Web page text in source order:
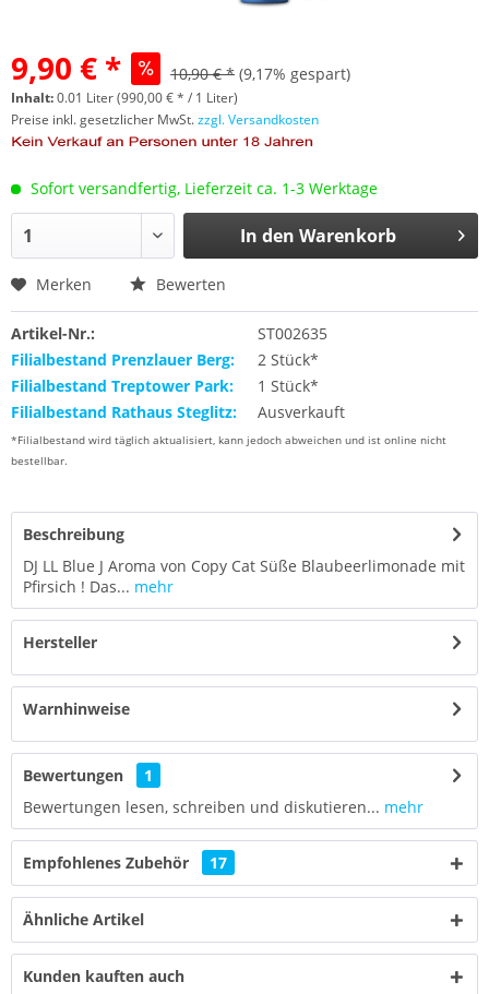
9,90 € * 10,90 € * (9,17% gespart)
Inhalt:0.01 Liter (990,00 € * / 1 Liter)
Preise inkl. gesetzlicher MwSt.zzgl. Versandkosten
Sofort versandfertig, Lieferzeit ca. 1-3 Werktage
In den Warenkorb
Merken Bewerten
Artikel-Nr.:
ST002635
Filialbestand Prenzlauer Berg:
2 Stück*
Filialbestand Treptower Park:
1 Stück*
Filialbestand Rathaus Steglitz:
Ausverkauft
*Filialbestand wird täglich aktualisiert, kann jedoch abweichen und ist online nicht
bestellbar.
Beschreibung
DJ LL Blue J Aroma von Copy Cat Süße Blaubeerlimonade mit
Pfirsich ! Das... mehr
Hersteller
Warnhinweise
Bewertungen
1
Bewertungen lesen, schreiben und diskutieren... mehr
Empfohlenes Zubehör 17
Ähnliche Artikel
Kunden kauften auch